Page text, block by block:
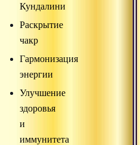
Кундалини
Раскрытие
чакр
Гармонизация
энергии
Улучшение
здоровья
и
иммунитета